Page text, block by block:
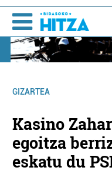
GIZARTEA
Kasino
egoitza
eskatu du